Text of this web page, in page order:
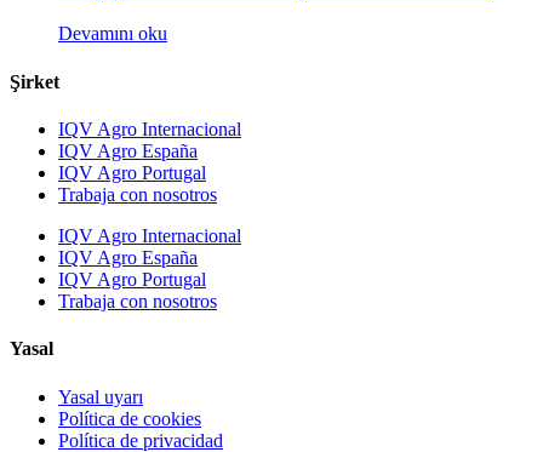
Devamını oku
Şirket
IQV Agro Internacional
IQV Agro España
IQV Agro Portugal
Trabaja con nosotros
IQV Agro Internacional
IQV Agro España
IQV Agro Portugal
Trabaja con nosotros
Yasal
Yasal uyarı
Política de cookies
Política de privacidad